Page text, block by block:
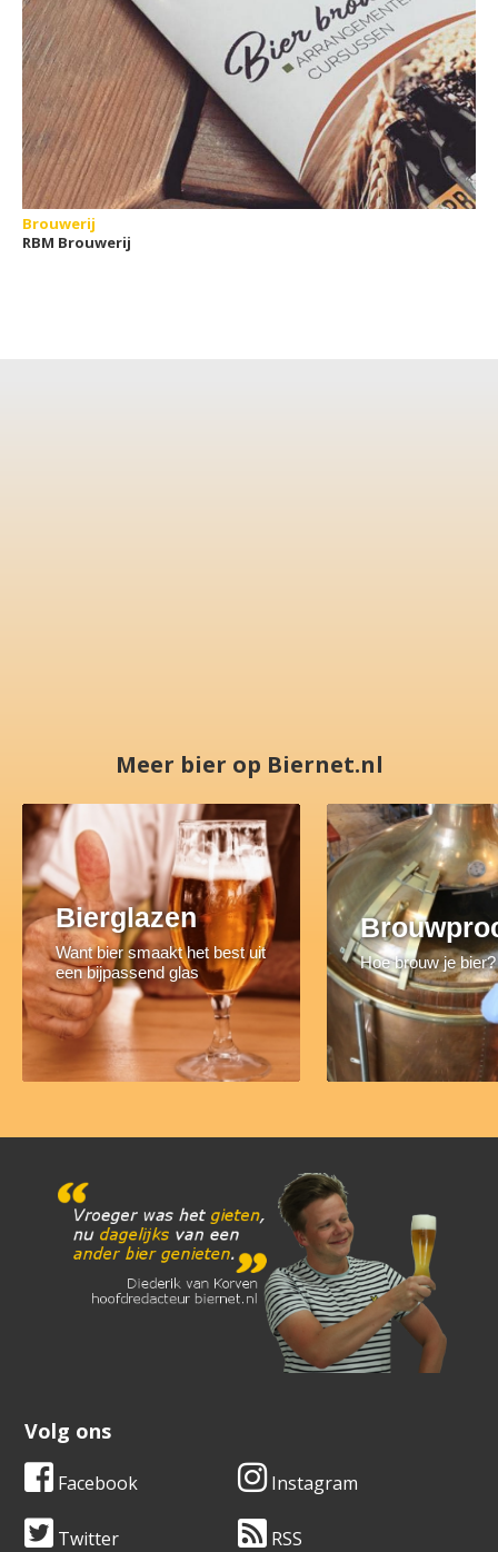
Brouwerij
RBM Brouwerij
Meer bier op Biernet.nl
Bierglazen
Want bier smaakt het best uit
een bijpassend glas
Hoe brouw je bier?
Volg ons
Facebook Instagram
Twitter RSS